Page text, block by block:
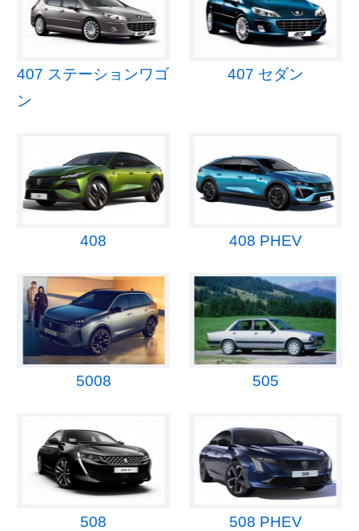
407 ステーションワゴ
ン
407 セダン
408 408 PHEV
5008 505
508 508 PHEV